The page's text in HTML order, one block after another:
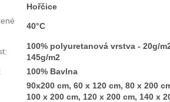
Hořčice
40°C
:
100% polyuretanová vrstva - 20g/
145g/m2
: 100% Bavlna
90x200 cm, 60 x 120 cm, 80 x 200
100 x 200 cm, 120 x 200 cm, 140 x